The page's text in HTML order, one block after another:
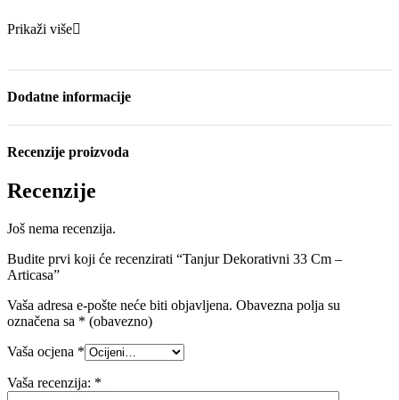
Prikaži više
Dodatne informacije
Recenzije proizvoda
Recenzije
Još nema recenzija.
Budite prvi koji će recenzirati “Tanjur Dekorativni 33 Cm –
Articasa”
Vaša adresa e-pošte neće biti objavljena. Obavezna polja su
označena sa * (obavezno)
Vaša ocjena *
Vaša recenzija: *